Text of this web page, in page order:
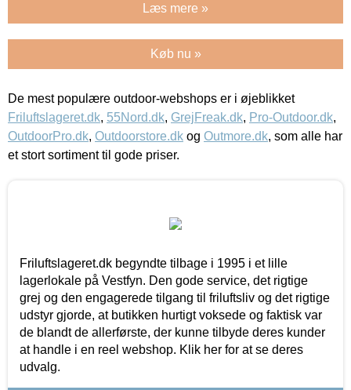
Læs mere »
Køb nu »
De mest populære outdoor-webshops er i øjeblikket
Friluftslageret.dk, 55Nord.dk, GrejFreak.dk, Pro-Outdoor.dk,
OutdoorPro.dk, Outdoorstore.dk og Outmore.dk, som alle har
et stort sortiment til gode priser.
Friluftslageret.dk begyndte tilbage i 1995 i et lille
lagerlokale på Vestfyn. Den gode service, det rigtige
grej og den engagerede tilgang til friluftsliv og det rigtige
udstyr gjorde, at butikken hurtigt voksede og faktisk var
de blandt de allerførste, der kunne tilbyde deres kunder
at handle i en reel webshop. Klik her for at se deres
udvalg.